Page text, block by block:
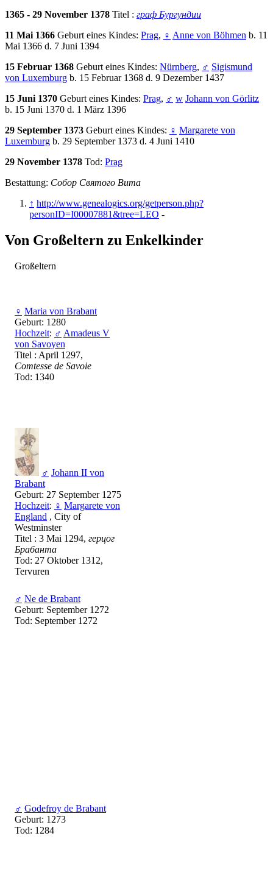
1365 - 29 November 1378 Titel : граф Бургундии
11 Mai 1366 Geburt eines Kindes: Prag, ♀ Anne von Böhmen b. 11
Mai 1366 d. 7 Juni 1394
15 Februar 1368 Geburt eines Kindes: Nürnberg, ♂ Sigismund
von Luxemburg b. 15 Februar 1368 d. 9 Dezember 1437
15 Juni 1370 Geburt eines Kindes: Prag, ♂ w Johann von Görlitz
b. 15 Juni 1370 d. 1 März 1396
29 September 1373 Geburt eines Kindes: ♀ Margarete von
Luxemburg b. 29 September 1373 d. 4 Juni 1410
29 November 1378 Tod: Prag
Bestattung: Собор Святого Вита
↑ http://www.genealogics.org/getperson.php?
personID=I00007881&tree=LEO -
Von Großeltern zu Enkelkinder
Großeltern
♀ Maria von Brabant
Geburt: 1280
Hochzeit: ♂ Amadeus V
von Savoyen
Titel : April 1297,
Comtesse de Savoie
Tod: 1340
♂ Johann II von
Brabant
Geburt: 27 September 1275
Hochzeit: ♀ Margarete von
England , City of
Westminster
Titel : 3 Mai 1294, герцог
Брабанта
Tod: 27 Oktober 1312,
Tervuren
♂ Ne de Brabant
Geburt: September 1272
Tod: September 1272
♂ Godefroy de Brabant
Geburt: 1273
Tod: 1284